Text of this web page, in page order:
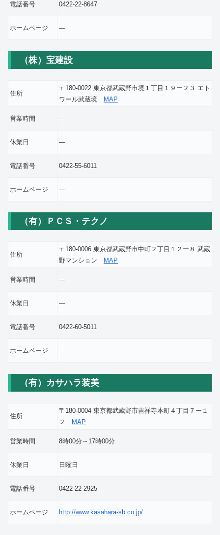
電話番号 0422-22-8647
ホームページ ―
（株）宝建設
住所
〒180-0022 東京都武蔵野市境１丁目１９ー２３ エト
ワール武蔵境 MAP
営業時間 ―
休業日 ―
電話番号 0422-55-6011
ホームページ ―
（有）ＰＣＳ・テクノ
住所
〒180-0006 東京都武蔵野市中町２丁目１２ー８ 武蔵
野マンション
MAP
営業時間 ―
休業日 ―
電話番号 0422-60-5011
ホームページ ―
（有）カサハラ装美
住所
〒180-0004 東京都武蔵野市吉祥寺本町４丁目７ー１
２ MAP
営業時間 8時00分～17時00分
休業日 日曜日
電話番号 0422-22-2925
ホームページ http://www.kasahara-sb.co.jp/